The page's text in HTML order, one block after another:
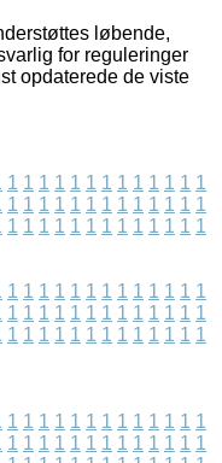
løbende,
for reguleringer
opdaterede de viste
1 1 1 1 1 1 1 1 1 1 1 1 1
1 1 1 1 1 1 1 1 1 1 1 1 1
1 1 1 1 1 1 1 1 1 1 1 1 1
1 1 1 1 1 1 1 1 1 1 1 1 1
1 1 1 1 1 1 1 1 1 1 1 1 1
1 1 1 1 1 1 1 1 1 1 1 1 1
1 1 1 1 1 1 1 1 1 1 1 1 1
1 1 1 1 1 1 1 1 1 1 1 1 1